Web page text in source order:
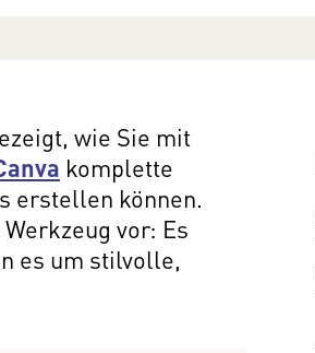
wie Sie mit
komplette
erstellen können.
vor: Es
es um stilvolle,